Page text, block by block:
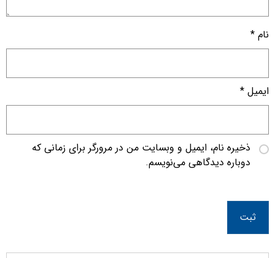
نام *
ایمیل *
ذخیره نام، ایمیل و وبسایت من در مرورگر برای زمانی که
دوباره دیدگاهی می‌نویسم.
ثبت